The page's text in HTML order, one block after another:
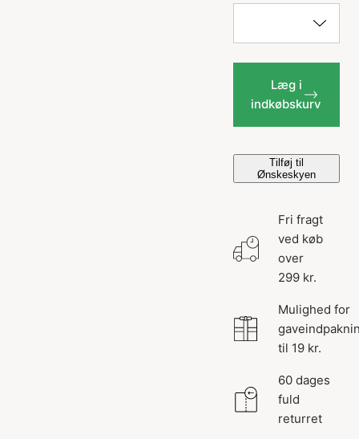
Læg i
indkøbskurv
Tilføj til
Ønskeskyen
Fri fragt
ved køb
over
299 kr.
Mulighed for
til 19 kr.
60 dages
fuld
returret